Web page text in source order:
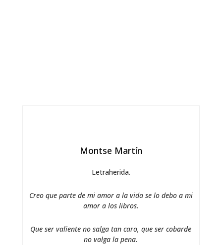
Montse Martín
Letraherida.
Creo que parte de mi amor a la vida se lo debo a mi
amor a los libros.
Que ser valiente no salga tan caro, que ser cobarde
no valga la pena.